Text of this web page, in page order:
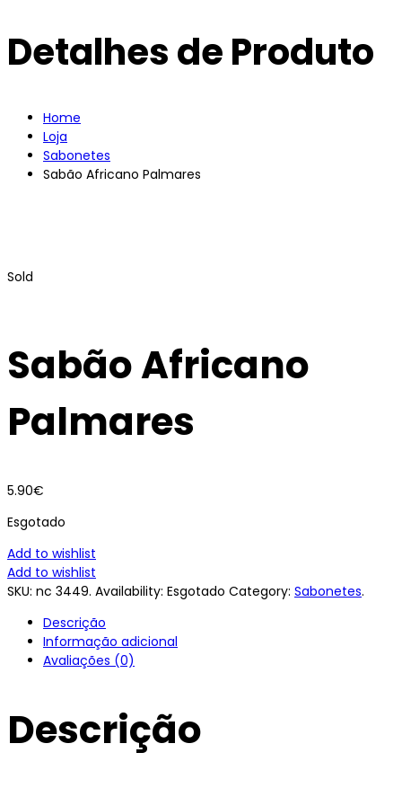
Detalhes de Produto
Home
Loja
Sabonetes
Sabão Africano Palmares
Sold
Sabão Africano
Palmares
5.90€
Esgotado
Add to wishlist
Add to wishlist
SKU: nc 3449. Availability: Esgotado Category: Sabonetes.
Descrição
Informação adicional
Avaliações (0)
Descrição